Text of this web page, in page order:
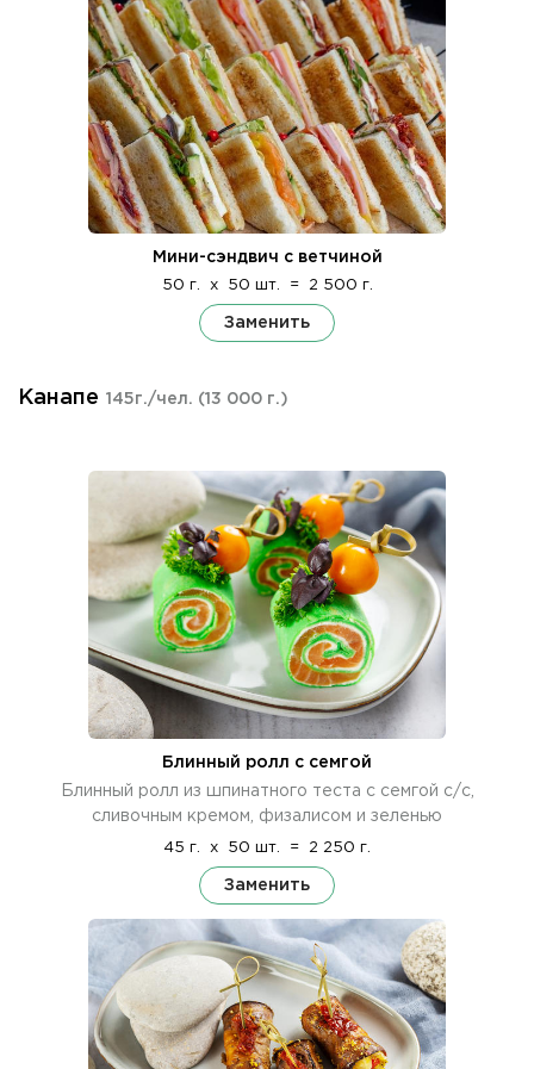
Мини-сэндвич с ветчиной
50 г. x 50 шт. = 2 500 г.
Заменить
Канапе 145г./чел. (13 000 г.)
Блинный ролл с семгой
Блинный ролл из шпинатного теста с семгой с/с,
сливочным кремом, физалисом и зеленью
45 г. x 50 шт. = 2 250 г.
Заменить